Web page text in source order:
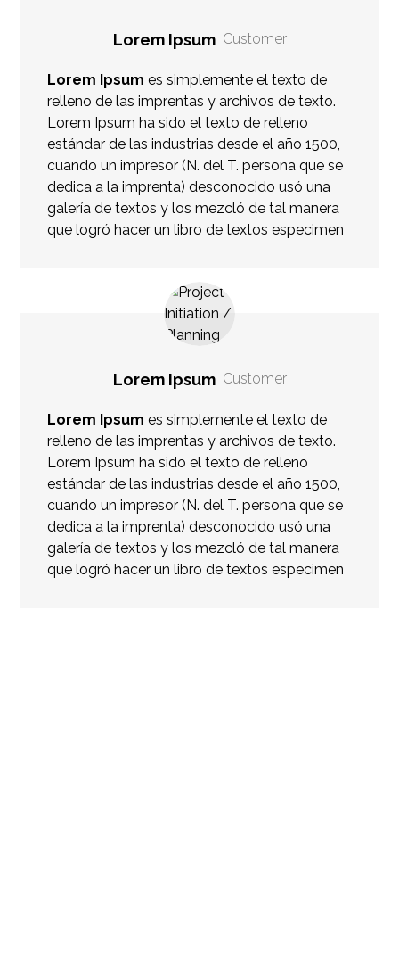
Lorem Ipsum Customer
Lorem Ipsum es simplemente el texto de
relleno de las imprentas y archivos de texto.
Lorem Ipsum ha sido el texto de relleno
estándar de las industrias desde el año 1500,
cuando un impresor (N. del T. persona que se
dedica a la imprenta) desconocido usó una
galería de textos y los mezcló de tal manera
que logró hacer un libro de textos especimen
Lorem Ipsum Customer
Lorem Ipsum es simplemente el texto de
relleno de las imprentas y archivos de texto.
Lorem Ipsum ha sido el texto de relleno
estándar de las industrias desde el año 1500,
cuando un impresor (N. del T. persona que se
dedica a la imprenta) desconocido usó una
galería de textos y los mezcló de tal manera
que logró hacer un libro de textos especimen